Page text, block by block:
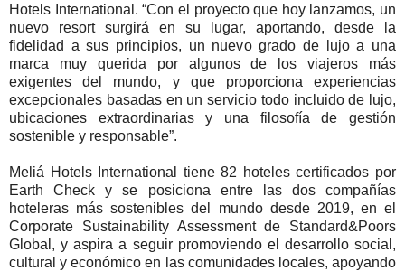
Hotels International. “Con el proyecto que hoy lanzamos, un
nuevo resort surgirá en su lugar, aportando, desde la
fidelidad a sus principios, un nuevo grado de lujo a una
marca muy querida por algunos de los viajeros más
exigentes del mundo, y que proporciona experiencias
excepcionales basadas en un servicio todo incluido de lujo,
ubicaciones extraordinarias y una filosofía de gestión
sostenible y responsable”.
Meliá Hotels International tiene 82 hoteles certificados por
Earth Check y se posiciona entre las dos compañías
hoteleras más sostenibles del mundo desde 2019, en el
Corporate Sustainability Assessment de Standard&Poors
Global, y aspira a seguir promoviendo el desarrollo social,
cultural y económico en las comunidades locales, apoyando